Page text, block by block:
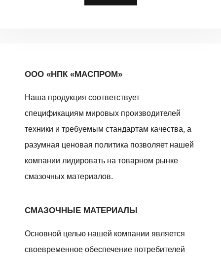
ООО «НПК «МАСПРОМ»
Наша продукция соответствует
спецификациям мировых производителей
техники и требуемым стандартам качества, а
разумная ценовая политика позволяет нашей
компании лидировать на товарном рынке
смазочных материалов.
СМАЗОЧНЫЕ МАТЕРИАЛЫ
Основной целью нашей компании является
своевременное обеспечение потребителей